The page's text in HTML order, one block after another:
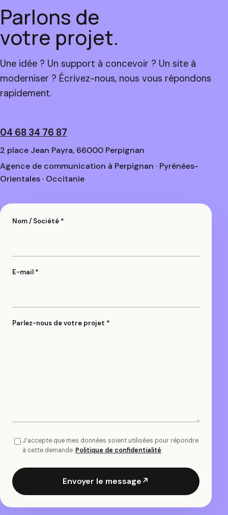
Parlons de
votre projet.
Une idée ? Un support à concevoir ? Un site à
moderniser ? Écrivez-nous, nous vous répondons
rapidement.
04 68 34 76 87
2 place Jean Payra, 66000 Perpignan
Agence de communication à Perpignan · Pyrénées-
Orientales · Occitanie
Nom / Société *
E-mail *
Parlez-nous de votre projet *
J’accepte que mes données soient utilisées pour répondre
à cette demande. Politique de confidentialité
Envoyer le message↗